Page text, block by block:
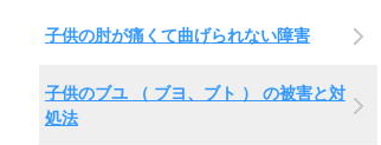
子供の肘が痛くて曲げられない障害
子供のブユ （ ブヨ、ブト ） の被害と対
処法